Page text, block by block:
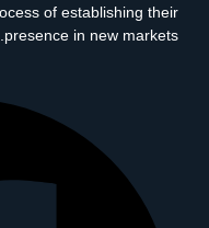
of establishing their
presence in new markets.